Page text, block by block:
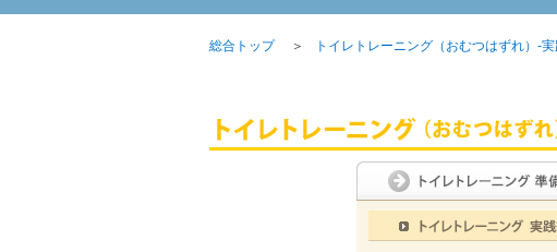
総合トップ ＞ トイレトレーニング（おむつはずれ）-